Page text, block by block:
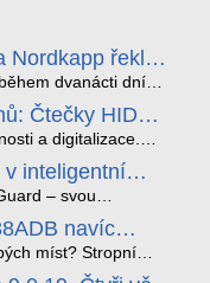
Nordkapp řekla
dvanácti dní
vzali na trasu z
až na
až −13 °C a mimo
na mapě, ale
Čtečky HID
a digitalizace.
vysoce univerzální
inteligentní
– svou
(AI), je navržen
pro vymáhání
navíc
míst? Stropní
obraz ze dvou